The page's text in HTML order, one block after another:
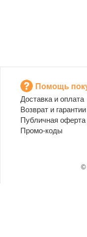
Помощь
Доставка и оплата
Возврат и гарантии
Публичная оферта
Промо-коды
©